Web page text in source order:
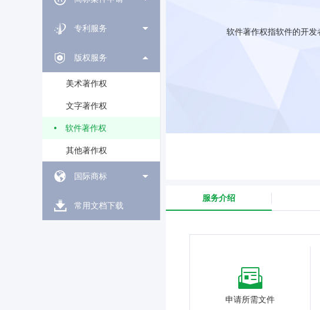
专利服务
版权服务
美术著作权
文字著作权
软件著作权
其他著作权
国际商标
常用文档下载
软件著作权指软件的开
服务介绍
申请所需文件